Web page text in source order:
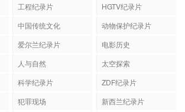
工程纪录片
HGTV纪录片
中国传统文化
动物保护纪录片
爱尔兰纪录片
电影历史
人与自然
太空探索
科学纪录片
ZDF纪录片
犯罪现场
新西兰纪录片